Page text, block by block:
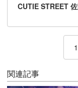
CUTIE STREET
1
関連記事